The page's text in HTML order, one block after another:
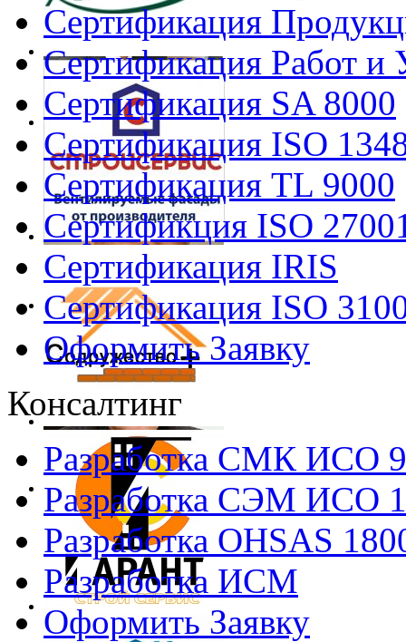
Сертификация
Сертификация Работ и
Сертификация SA 8000
Сертификация ISO
Сертификация TL 9000
Сертификция ISO
Сертификация IRIS
Сертификация ISO
Оформить Заявку
Консалтинг
Разработка СМК ИСО
Разработка СЭМ ИСО
Разработка OHSAS
Разработка ИСМ
Оформить Заявку